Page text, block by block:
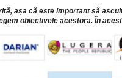
așa că este important să
obiectivele acestora. În